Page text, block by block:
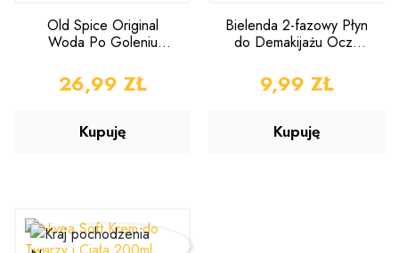
Old Spice Original
Woda Po Goleniu
CENA
26,99 ZŁ
Kupuję
Bielenda 2-fazowy Płyn
do Demakijażu Oczu
140ml
CENA
9,99 ZŁ
Kupuję